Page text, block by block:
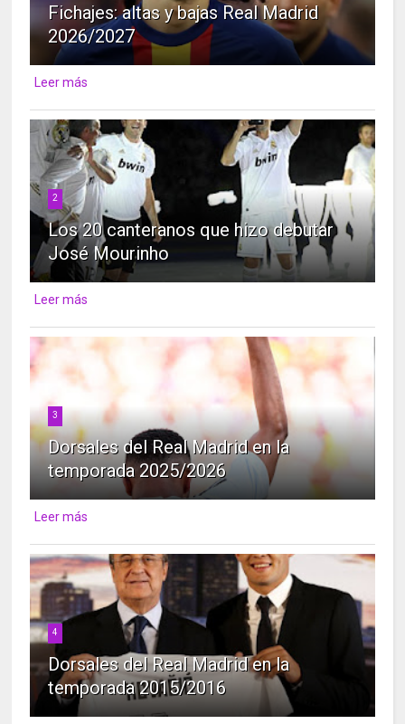
Fichajes: altas y bajas Real Madrid
2026/2027
Leer más
2
Los 20 canteranos que hizo debutar
José Mourinho
Leer más
3
Dorsales del Real Madrid en la
temporada 2025/2026
Leer más
4
Dorsales del Real Madrid en la
temporada 2015/2016